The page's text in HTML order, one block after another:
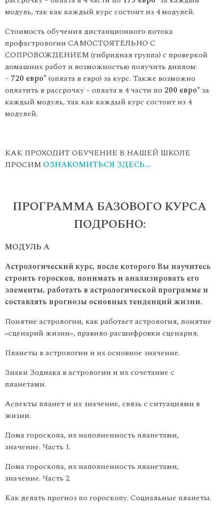
модуль, так как каждый курс состоит из 4 модулей.
Стоимость обучения дистанционного потока
профастрологии САМОСТОЯТЕЛЬНО С
СОПРОВОЖДЕНИЕМ (гибридная группа) с проверкой
домашних работ и возможностью получить диплом:
– 720 евро*(оплата в евро) за курс. Также возможно
оплатить в рассрочку – оплата в 4 части по 200 евро* за
каждый модуль, так как каждый курс состоит из 4
модулей.
КАК ПРОХОДИТ ОБУЧЕНИЕ В НАШЕЙ ШКОЛЕ
ПРОСИМ ОЗНАКОМИТЬСЯ ЗДЕСЬ…
ПРОГРАММА БАЗОВОГО КУРСА
ПОДРОБНО:
МОДУЛЬ А
Астрологический курс, после которого Вы научитесь
строить гороскоп, понимать и анализировать его
элементы, работать в астрологической программе и
составлять прогнозы основных тенденций жизни.
Понятие астрологии, как работает астрология, понятие
«сценарий жизни», правило расшифровки сценария.
Планеты в астрологии и их основное значение.
Знаки Зодиака в астрологии и их сочетание с
планетами.
Аспекты планет и их значение, связь с ситуациями в
жизни.
Дома гороскопа, их наполненность планетами,
значение. Часть 1.
Дома гороскопа, их наполненность планетами,
значение. Часть 2.
Как делать прогноз по гороскопу. Социальные планеты.